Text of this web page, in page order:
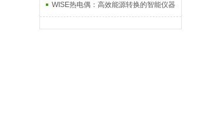
WISE热电偶：高效能源转换的智能仪器